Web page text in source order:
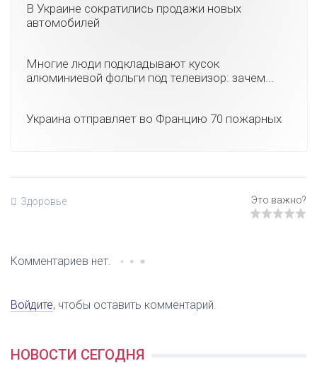
В Украине сократились продажи новых
автомобилей
Многие люди подкладывают кусок
алюминиевой фольги под телевизор: зачем...
Украина отправляет во Францию 70 пожарных
Здоровье
Комментариев нет.
Войдите, чтобы оставить комментарий.
НОВОСТИ СЕГОДНЯ